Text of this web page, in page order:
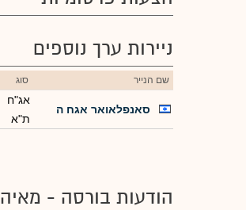
ניירות ערך נוספים
שם הנייר סוג
סאנפלאואר אגח ה
אג"ח
ת"א
הודעות בורסה - מאיה